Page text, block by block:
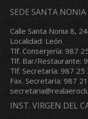
SEDE SANTA NONIA
Calle Santa Nonia 8,
Localidad: León
Tlf. Conserjería: 987
Tlf. Bar/Restaurante:
Tlf. Secretaría: 987 25
Fax. Secretaría: 987
INST. VIRGEN DEL